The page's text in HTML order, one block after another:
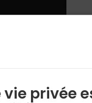
vie privée